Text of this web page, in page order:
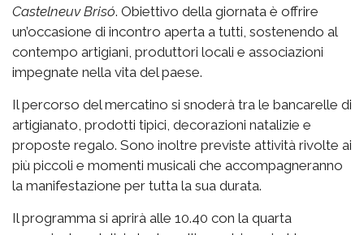
Castelneuv Brisó. Obiettivo della giornata è offrire
un’occasione di incontro aperta a tutti, sostenendo al
contempo artigiani, produttori locali e associazioni
impegnate nella vita del paese.
Il percorso del mercatino si snoderà tra le bancarelle di
artigianato, prodotti tipici, decorazioni natalizie e
proposte regalo. Sono inoltre previste attività rivolte ai
più piccoli e momenti musicali che accompagneranno
la manifestazione per tutta la sua durata.
Il programma si aprirà alle 10.40 con la quarta